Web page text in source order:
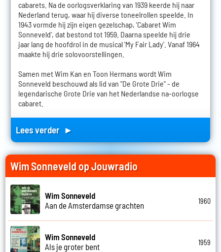
cabarets. Na de oorlogsverklaring van 1939 keerde hij naar
Nederland terug, waar hij diverse toneelrollen speelde. In
1943 vormde hij zijn eigen gezelschap, 'Cabaret Wim
Sonneveld', dat bestond tot 1959. Daarna speelde hij drie
jaar lang de hoofdrol in de musical 'My Fair Lady'. Vanaf 1964
maakte hij drie solovoorstellingen.
Samen met Wim Kan en Toon Hermans wordt Wim
Sonneveld beschouwd als lid van "De Grote Drie" - de
legendarische Grote Drie van het Nederlandse na-oorlogse
cabaret.
Lees verder ►
Wim Sonneveld op Jouwradio
Wim Sonneveld
Aan de Amsterdamse grachten
1960
Wim Sonneveld
Als je groter bent
1959